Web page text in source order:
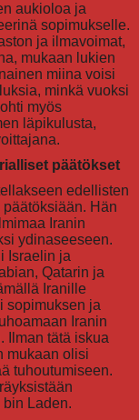
aukioloa ja
sopimukselle.
ja ilmavoimat,
mukaan lukien
miina voisi
minkä vuoksi
myös
läpikulusta,
päätökset
edellisten
Hän
Iranin
ydinaseeseen.
Israelin ja
Qatarin ja
Iranille
sopimuksen ja
Iranin
Ilman tätä iskua
mukaan olisi
tuhoutumiseen.
Laden.